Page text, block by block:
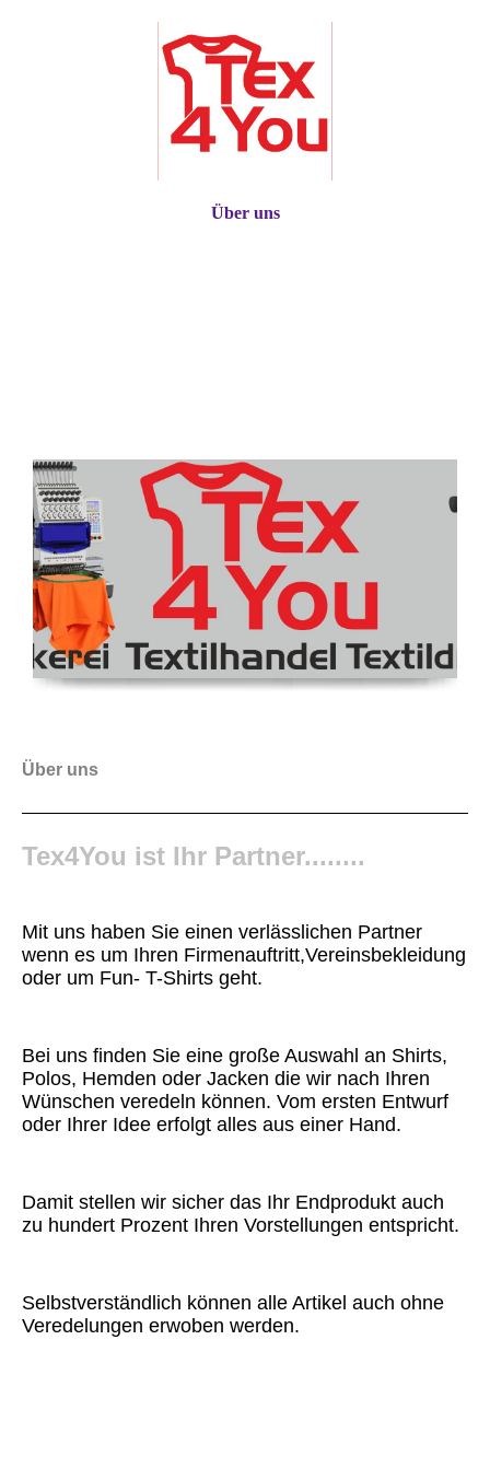
Über uns
Über uns
Tex4You ist Ihr Partner........
Mit uns haben Sie einen verlässlichen Partner
wenn es um Ihren Firmenauftritt,Vereinsbekleidung
oder um Fun- T-Shirts geht.
Bei uns finden Sie eine große Auswahl an Shirts,
Polos, Hemden oder Jacken die wir nach Ihren
Wünschen veredeln können. Vom ersten Entwurf
oder Ihrer Idee erfolgt alles aus einer Hand.
Damit stellen wir sicher das Ihr Endprodukt auch
zu hundert Prozent Ihren Vorstellungen entspricht.
Selbstverständlich können alle Artikel auch ohne
Veredelungen erwoben werden.